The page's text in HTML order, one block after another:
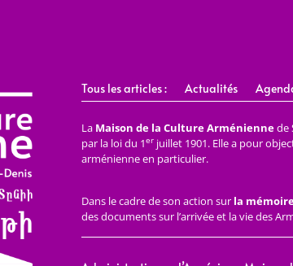
Tous les articles : Actualités
La Maison de la Culture Arméniennede
par la loi du 1erjuillet 1901. Elle a pour
arménienne en particulier.
Dans le cadre de son action sur la
des documents sur l’arrivée et la vie des